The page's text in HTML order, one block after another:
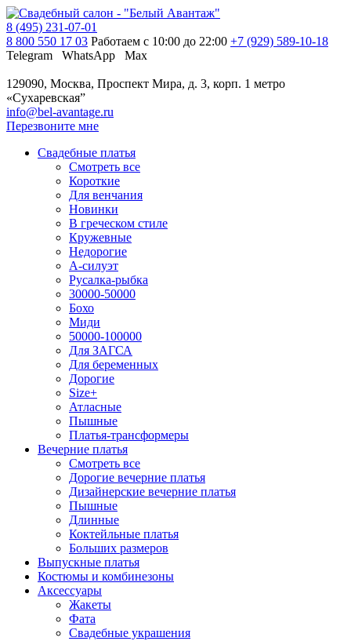
8 (495) 231-07-01
8 800 550 17 03 Работаем с 10:00 до 22:00 +7 (929) 589-10-18
Telegram
WhatsApp Max
129090, Москва, Проспект Мира, д. 3, корп. 1 метро
«Сухаревская”
info@bel-avantage.ru
Перезвоните мне
Свадебные платья
Смотреть все
Короткие
Для венчания
Новинки
В греческом стиле
Кружевные
Недорогие
А-силуэт
Русалка-рыбка
30000-50000
Бохо
Миди
50000-100000
Для ЗАГСА
Для беременных
Дорогие
Size+
Атласные
Пышные
Платья-трансформеры
Вечерние платья
Смотреть все
Дорогие вечерние платья
Дизайнерские вечерние платья
Пышные
Длинные
Коктейльные платья
Больших размеров
Выпускные платья
Костюмы и комбинезоны
Аксессуары
Жакеты
Фата
Свадебные украшения